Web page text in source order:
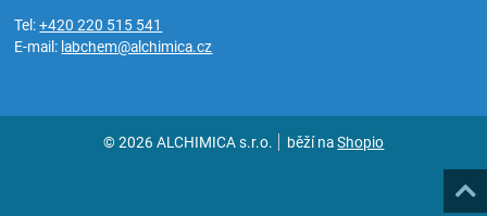
Tel:+420 220 515 541
E-mail: labchem@alchimica.cz
© 2026 ALCHIMICA s.r.o. běží naShopio